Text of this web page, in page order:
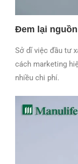
Đem lại
Sở dĩ việc đầu tư
cách marketing
nhiều chi phí.